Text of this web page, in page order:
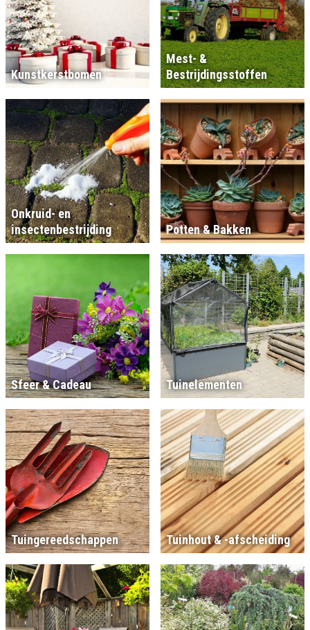
Kunstkerstbomen
Mest- &
Bestrijdingsstoffen
Onkruid- en
insectenbestrijding
Potten & Bakken
Sfeer & Cadeau Tuinelementen
Tuingereedschappen Tuinhout & -afscheiding